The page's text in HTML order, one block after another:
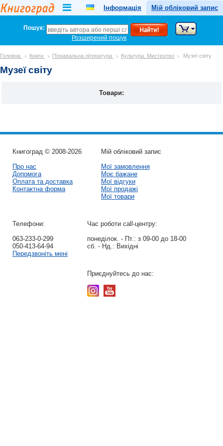
Інформація Мій обліковий запис
Пошук:
Розширений пошук
Головна Книги Пізнавальна література Культура. Мистецтво Музеї світу
Музеї світу
Товари:
Книгоград © 2008-2026
Про нас
Допомога
Оплата та доставка
Контактна форма
Мій обліковий запис
Мої замовлення
Моє бажане
Мої відгуки
Мої продажі
Мої товари
Телефони:
063-233-0-299
050-413-64-94
Передзвоніть мені
Час роботи call-центру:
понеділок. - Пт.: з 09-00 до 18-00
сб. - Нд.: Вихідні
Приєднуйтесь до нас: